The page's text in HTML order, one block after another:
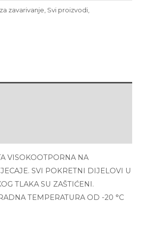
zavarivanje Svi proizvodi
VISOKOOTPORNA NA
SVI POKRETNI DIJELOVI U
TLAKA SU ZAŠTIĆENI.
TEMPERATURA OD -20 °C